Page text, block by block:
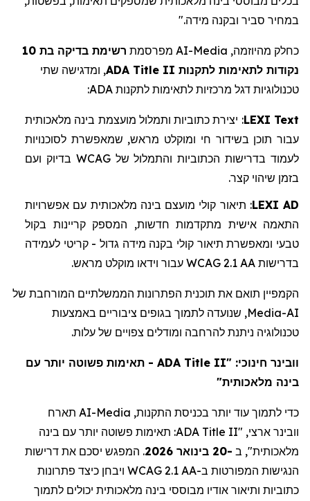
במחיר סביר ובקנה מידה."
כחלק מהיוזמה, AI-Media מפרסמת
רשימת בדיקה בת 10
נקודות לתאימות לתקנות ADA Title II, ומדגישה שתי
טכנולוגיות דגל מרכזיות לתאימות לתקנות ADA
:
LEXI Text
: יצירת כתוביות ותמלול מועצמת בינה מלאכותית
עבור תוכן בשידור חי ומוקלט מראש, שמאפשרת לסוכנויות
לעמוד בדרישות הכתוביות והתמלול של WCAG בדיוק ועם
בזמן שיהוי קצר.
LEXI AD
: תיאור קולי מועצם בינה מלאכותית עם אפשרויות
התאמה אישית מתקדמות חדשות, המספק קריינות בקול
טבעי ומאפשרת תיאור קולי בקנה מידה גדול-קריטי לעמידה
בדרישות WCAG 2.1 AA עבור וידאו מוקלט מראש.
הקמפיין תואם את תוכנית הפתרונות הממשלתיים המורחבת של
AI-
Media, שנועדה לתמוך בגופים ציבוריים באמצעות
טכנולוגיה ניתנת להרחבה ומודלים צפויים של עלות.
וובינר חינוכי: "ADA Title II - תאימות פשוטה יותר עם
בינה מלאכותית"
כדי לתמוך עוד יותר בכניסת התקנות, AI-Media תארח
וובינר ארצי, "ADA Title II: תאימות פשוטה יותר עם בינה
מלאכותית", ב -20 בינואר 2026 . המפגש יסכם את דרישות
הנגישות המפורטות ב-WCAG 2.1 AA ויבחן כיצד פתרונות
כתוביות ותיאור אודיו מבוססי בינה מלאכותית יכולים לתמוך